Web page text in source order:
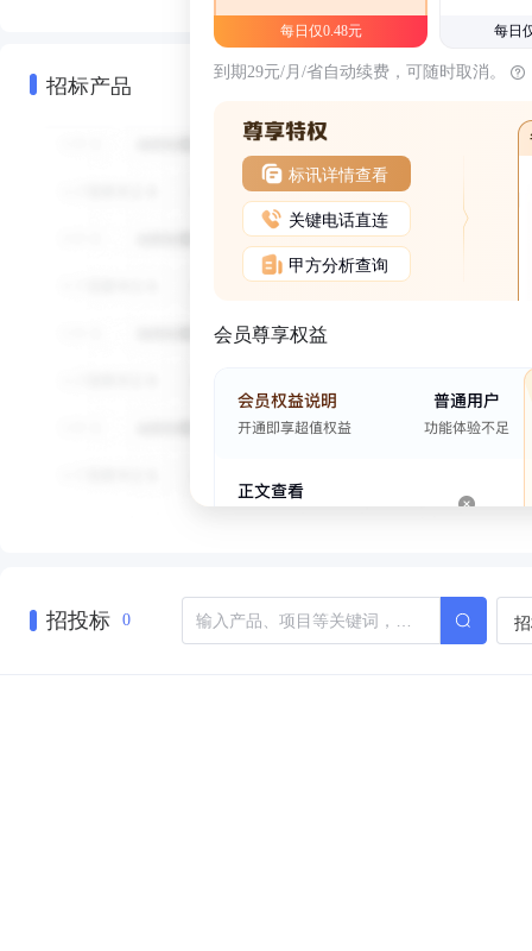
招标产品
每日仅0.48元 每日
到期29元/月/省自动续费，可随时取消。
标讯详情查看
关键电话直连
甲方分析查询
会员尊享权益
招投标 0